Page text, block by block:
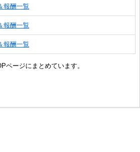
報酬一覧
報酬一覧
報酬一覧
ページにまとめています。